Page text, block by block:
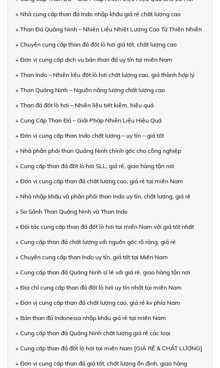
+ Nhà cung cấp than đá Indo nhập khẩu giá rẻ chất lượng cao
+ Than Đá Quảng Ninh – Nhiên Liệu Nhiệt Lượng Cao Từ Thiên Nhiên
+ Chuyên cung cấp than đá đốt lò hơi giá tốt, chất lượng cao
+ Đơn vị cung cấp dịch vụ bán than đá uy tín tại miền Nam
+ Than Indo – Nhiên liệu đốt lò hơi chất lượng cao, giá thành hợp lý
+ Than Quảng Ninh – Nguồn năng lượng chất lượng cao
+ Than đá đốt lò hơi – Nhiên liệu tiết kiệm, hiệu quả
+ Cung Cấp Than Đá – Giải Pháp Nhiên Liệu Hiệu Quả
+ Đơn vị cung cấp than Indo chất lượng – uy tín – giá tốt
+ Nhà phân phối than Quảng Ninh chính gốc cho công nghiệp
+ Cung cấp than đá đốt lò hơi SLL, giá rẻ, giao hàng tận nơi
+ Đơn vị cung cấp than đá chất lượng cao, giá rẻ tại miền Nam
+ Nhà nhập khẩu và phân phối than Indo uy tín, chất lượng, giá rẻ
+ So Sánh Than Quảng Ninh và Than Indo
+ Đối tác cung cấp than đá đốt lò hơi tại miền Nam với giá tốt nhất
+ Cung cấp than đá chất lượng với nguồn gốc rõ ràng, giá rẻ
+ Chuyên cung cấp than Indo uy tín, giá tốt tại Miền Nam
+ Cung cấp than đá Quảng Ninh sỉ lẻ với giá rẻ, giao hàng tận nơi
+ Địa chỉ cung cấp than đá đốt lò hơi uy tín nhất tại miền Nam
+ Đơn vị cung cấp than đá chất lượng cao, giá rẻ kv phía Nam
+ Bán than đá Indonesia nhập khẩu giá rẻ tại miền Nam
+ Cung cấp than đá Quảng Ninh chất lượng giá rẻ các loại
+ Cung cấp than đá đốt lò hơi tại miền Nam [GIÁ RẺ & CHẤT LƯỢNG]
+ Đơn vị cung cấp than đá giá tốt, chất lượng ổn định, giao hàng